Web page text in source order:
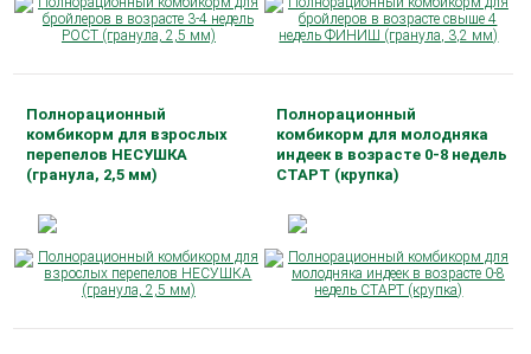
Полнорационный
комбикорм для взрослых
перепелов НЕСУШКА
(гранула, 2,5 мм)
Полнорационный
комбикорм для молодняка
индеек в возрасте 0-8 недель
СТАРТ (крупка)